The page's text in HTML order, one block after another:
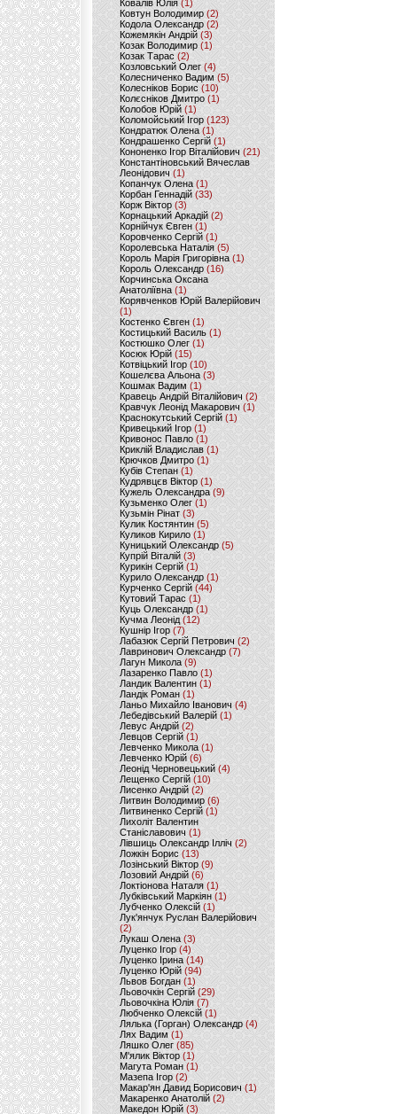
Ковалів Юлія(1)
Ковтун Володимир (2)
Кодола Олександр (2)
Кожемякін Андрій (3)
Козак Володимир (1)
Козак Тарас (2)
Козловський Олег(4)
Колесниченко Вадим (5)
Колесніков Борис (10)
Колєсніков Дмитро (1)
Колобов Юрій (1)
Коломойський Ігор (123)
Кондратюк Олена(1)
Кондрашенко Сергій (1)
Кононенко Ігор Віталійович (21)
Константіновський Вячеслав
Леонідович (1)
Копанчук Олена (1)
Корбан Геннадій (33)
Корж Віктор (3)
Корнацький Аркадій (2)
Корнійчук Євген (1)
Коровченко Сергій (1)
Королевська Наталія(5)
Король Марія Григорівна (1)
Король Олександр (16)
Корчинська Оксана
Анатоліївна (1)
Корявченков Юрій Валерійович
(1)
Костенко Євген (1)
Костицький Василь (1)
Костюшко Олег (1)
Косюк Юрій (15)
Котвіцький Ігор (10)
Кошелєва Альона(3)
Кошмак Вадим (1)
Кравець Андрій Віталійович (2)
Кравчук Леонід Макарович (1)
Краснокутський Сергій (1)
Кривецький Ігор (1)
Кривонос Павло (1)
Криклій Владислав (1)
Крючков Дмитро(1)
Кубів Степан(1)
Кудрявцєв Віктор (1)
Кужель Олександра (9)
Кузьменко Олег (1)
Кузьмін Рінат(3)
Кулик Костянтин(5)
Куликов Кирило (1)
Куницький Олександр (5)
Купрій Віталій (3)
Курикін Сергій(1)
Курило Олександр (1)
Курченко Сергій (44)
Кутовий Тарас (1)
Куць Олександр (1)
Кучма Леонід (12)
Кушнір Ігор(7)
Лабазюк Сергій Петрович (2)
Лавринович Олександр(7)
Лагун Микола(9)
Лазаренко Павло (1)
Ландик Валентин (1)
Ландік Роман (1)
Ланьо Михайло Іванович(4)
Лебедівський Валерій(1)
Левус Андрій(2)
Левцов Сергій (1)
Левченко Микола (1)
Левченко Юрій (6)
Леонід Черновецький (4)
Лещенко Сергій (10)
Лисенко Андрій (2)
Литвин Володимир (6)
Литвиненко Сергій (1)
Лихоліт Валентин
Станіславович (1)
Лівшиць Олександр Ілліч (2)
Ложкін Борис(13)
Лозінський Віктор(9)
Лозовий Андрій (6)
Локтіонова Наталя (1)
Лубківський Маркіян(1)
Лубченко Олексій (1)
Лук'янчук Руслан Валерійович
(2)
Лукаш Олена (3)
Луценко Ігор (4)
Луценко Ірина (14)
Луценко Юрій (94)
Львов Богдан (1)
Льовочкін Сергій (29)
Льовочкіна Юлія(7)
Любченко Олексій(1)
Лялька (Горган) Олександр(4)
Лях Вадим (1)
Ляшко Олег (85)
М'ялик Віктор(1)
Магута Роман(1)
Мазепа Ігор (2)
Макар'ян Давид Борисович(1)
Макаренко Анатолій (2)
Македон Юрій(3)